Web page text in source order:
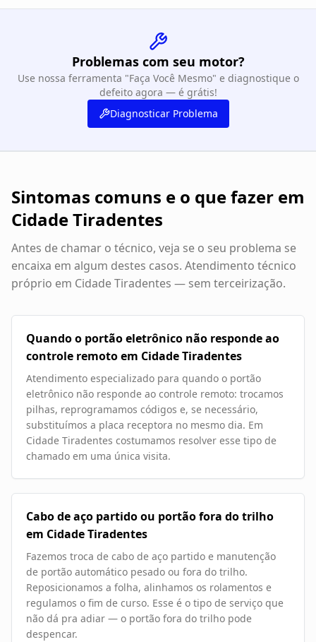
Problemas com seu motor?
Use nossa ferramenta "Faça Você Mesmo" e diagnostique o
defeito agora — é grátis!
Diagnosticar Problema
Sintomas comuns e o que fazer em
Cidade Tiradentes
Antes de chamar o técnico, veja se o seu problema se
encaixa em algum destes casos. Atendimento técnico
próprio em Cidade Tiradentes — sem terceirização.
Quando o portão eletrônico não responde ao
controle remoto em Cidade Tiradentes
Atendimento especializado para quando o portão
eletrônico não responde ao controle remoto: trocamos
pilhas, reprogramamos códigos e, se necessário,
substituímos a placa receptora no mesmo dia. Em
Cidade Tiradentes costumamos resolver esse tipo de
chamado em uma única visita.
Cabo de aço partido ou portão fora do trilho
em Cidade Tiradentes
Fazemos troca de cabo de aço partido e manutenção
de portão automático pesado ou fora do trilho.
Reposicionamos a folha, alinhamos os rolamentos e
regulamos o fim de curso. Esse é o tipo de serviço que
não dá pra adiar — o portão fora do trilho pode
despencar.